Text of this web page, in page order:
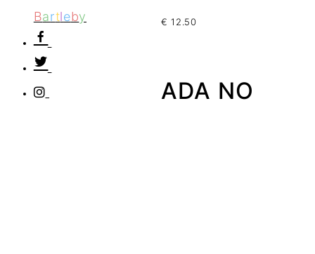
Bartleby € 12.50
ADA NO